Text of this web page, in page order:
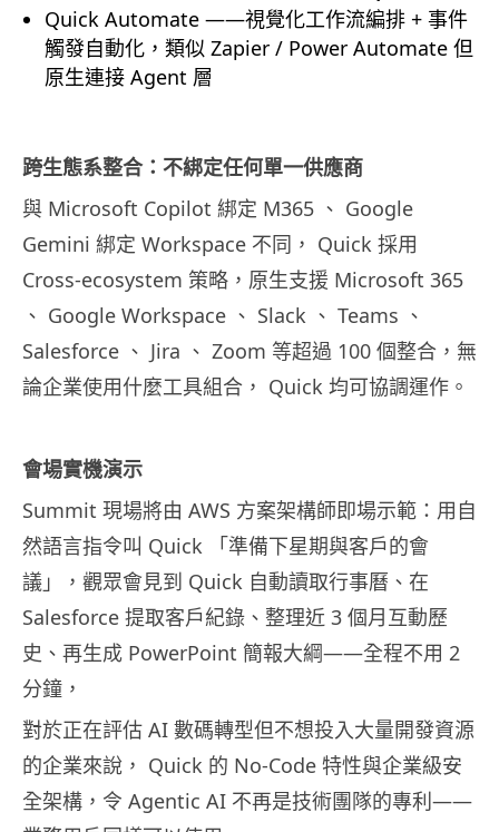
Quick Automate ——視覺化工作流編排 + 事件
觸發自動化，類似 Zapier / Power Automate 但
原生連接 Agent 層
跨生態系整合：不綁定任何單一供應商
與 Microsoft Copilot 綁定 M365 、 Google
Gemini 綁定 Workspace 不同， Quick 採用
Cross-ecosystem 策略，原生支援 Microsoft 365
、 Google Workspace 、 Slack 、 Teams 、
Salesforce 、 Jira 、 Zoom 等超過 100 個整合，無
論企業使用什麼工具組合， Quick 均可協調運作。
會場實機演示
Summit 現場將由 AWS 方案架構師即場示範：用自
然語言指令叫 Quick 「準備下星期與客戶的會
議」，觀眾會見到 Quick 自動讀取行事曆、在
Salesforce 提取客戶紀錄、整理近 3 個月互動歷
史、再生成 PowerPoint 簡報大綱——全程不用 2
分鐘，
對於正在評估 AI 數碼轉型但不想投入大量開發資源
的企業來說， Quick 的 No-Code 特性與企業級安
全架構，令 Agentic AI 不再是技術團隊的專利——